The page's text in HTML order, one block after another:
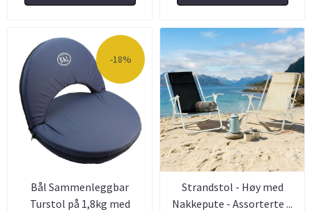
-18%
Bål Sammenleggbar
Turstol på 1,8kg med
Strandstol - Høy med
Nakkepute - Assorterte ...